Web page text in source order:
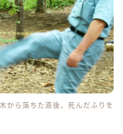
から落ちた直後、死んだふりを